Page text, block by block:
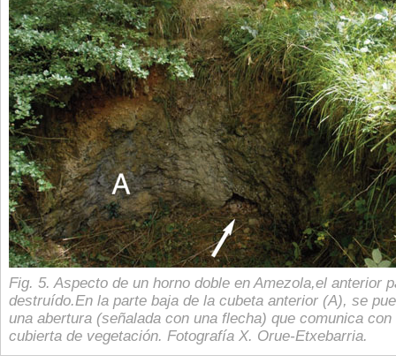
Fig. 5. Aspecto de un horno doble en Amezola,el anterior
destruído.En la parte baja de la cubeta anterior (A), se
una abertura (señalada con una flecha) que comunica
cubierta de vegetación. Fotografía X. Orue-Etxebarria.